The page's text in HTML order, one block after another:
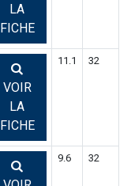
LA
FICHE
VOIR
LA
FICHE
11.1 32
9.6 32